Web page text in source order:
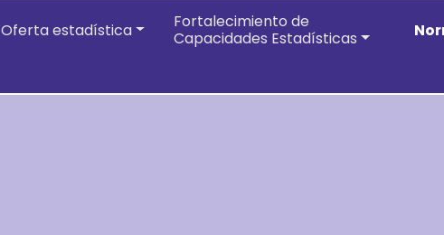
Navegación
Oferta estadística
Fortalecimiento de
Capacidades Estadísticas